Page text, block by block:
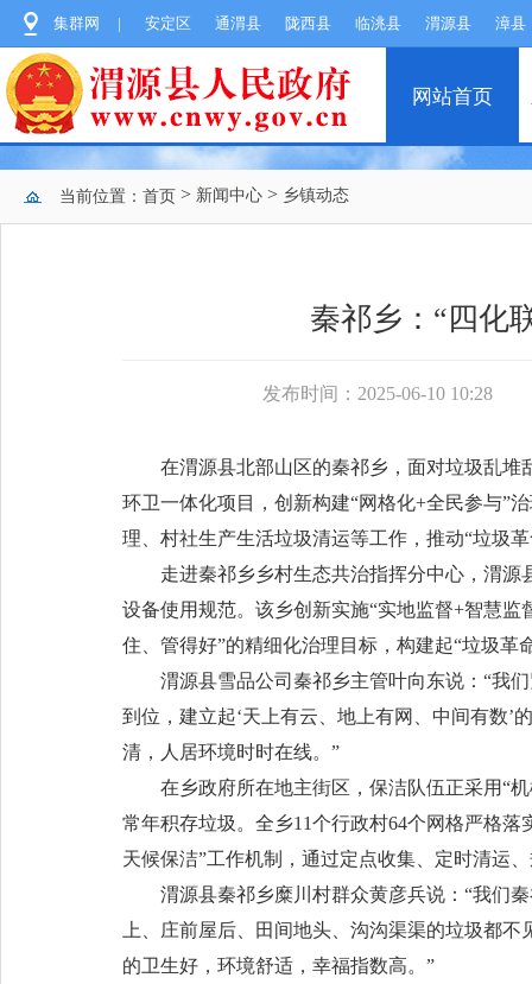
集群网 | 安定区 通渭县 陇西县 临洮县 渭源县 漳县
网站首页
当前位置： 首页 > 新闻中心 > 乡镇动态
秦祁乡：“四化
发布时间：2025-06-10 10:28
在渭源县北部山区的秦祁乡，面对垃圾乱堆
环卫一体化项目，创新构建“网格化+全民参与”
理、村社生产生活垃圾清运等工作，推动“垃圾
走进秦祁乡乡村生态共治指挥分中心，渭
设备使用规范。该乡创新实施“实地监督+智慧
住、管得好”的精细化治理目标，构建起“垃圾革
渭源县雪品公司秦祁乡主管叶向东说：“我
到位，建立起‘天上有云、地上有网、中间有数
清，人居环境时时在线。”
在乡政府所在地主街区，保洁队伍正采用“
常年积存垃圾。全乡11个行政村64个网格严格
天候保洁”工作机制，通过定点收集、定时清运
渭源县秦祁乡糜川村群众黄彦兵说：“我们
上、庄前屋后、田间地头、沟沟渠渠的垃圾都
的卫生好，环境舒适，幸福指数高。”